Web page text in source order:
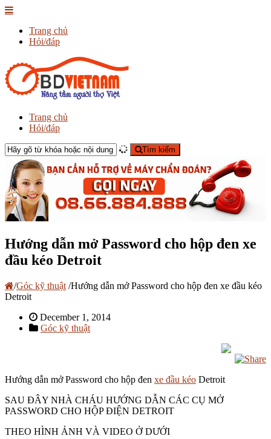
Trang chủ
Hỏi/đáp
Trang chủ
Hỏi/đáp
Tìm kiếm
Hướng dẫn mở Password cho hộp đen xe
đầu kéo Detroit
/Góc kỹ thuật /Hướng dẫn mở Password cho hộp đen xe đầu kéo
Detroit
December 1, 2014
Góc kỹ thuật
Hướng dẫn mở Password cho hộp đen xe đầu kéo Detroit
SAU ĐÂY NHÀ CHÁU HƯỚNG DẪN CÁC CỤ MỞ
PASSWORD CHO HỘP ĐIỆN DETROIT
THEO HÌNH ẢNH VÀ VIDEO Ở DƯỚI